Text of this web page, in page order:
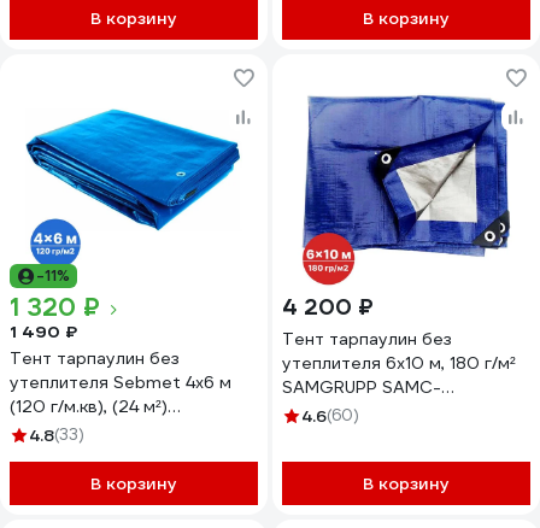
УФ-стабилизация, синий.
1935
В корзину
хозяйственный), УФ-
стабилизация, синий. 2482
В корзину
-11%
1 320 ₽
1 490 ₽
Тент тарпаулин без
утеплителя Sebmet 4x6 м
(120 г/м.кв), (24 м²)
TD079012046Т
4.8(33)
В корзину
4 200 ₽
Тент тарпаулин без
утеплителя 6x10 м, 180 г/м²
SAMGRUPP SAMC-
079018061Т
4.6(60)
В корзину